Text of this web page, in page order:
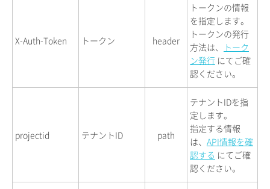
X-Auth-Token トークン header
トークンの情報
を指定します。
トークンの発行
方法は、
トーク
ン発行 にてご確
認ください。
projectid テナントID path
テナントIDを指
定します。
指定する情報
は、 API情報を確
認する にてご確
認ください。